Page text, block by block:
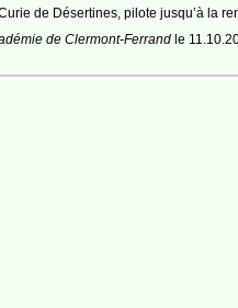
de Désertines, pilote jusqu’à la
de Clermont-Ferrandle